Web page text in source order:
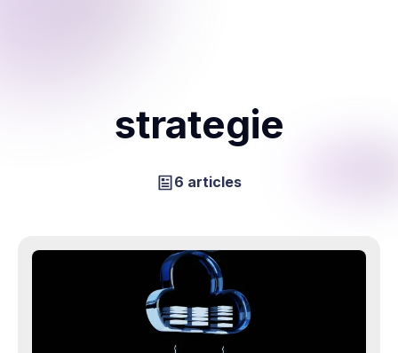
strategie
6 articles